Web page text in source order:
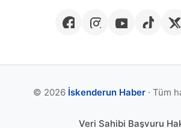
© 2026 İskenderun Haber· Tüm
Veri Sahibi Başvuru